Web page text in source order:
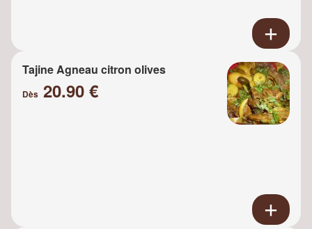
Tajine Agneau citron olives
Dès 20.90 €